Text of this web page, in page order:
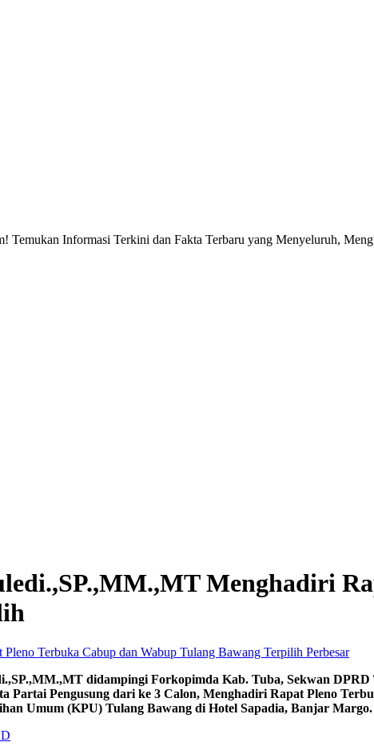
Temukan Informasi Terkini dan Fakta Terbaru yang Menyeluruh,
Menghadiri
Perbesar
didampingi Forkopimda Kab. Tuba, Sekwan DPRD
Partai Pengusung dari ke 3 Calon, Menghadiri Rapat Pleno
Umum (KPU) Tulang Bawang di Hotel Sapadia, Banjar Margo.